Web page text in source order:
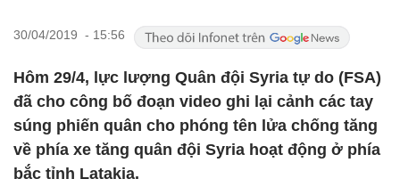
30/04/2019 - 15:56
Hôm 29/4, lực lượng Quân đội Syria tự do (FSA)
đã cho công bố đoạn video ghi lại cảnh các tay
súng phiến quân cho phóng tên lửa chống tăng
về phía xe tăng quân đội Syria hoạt động ở phía
bắc tỉnh Latakia.